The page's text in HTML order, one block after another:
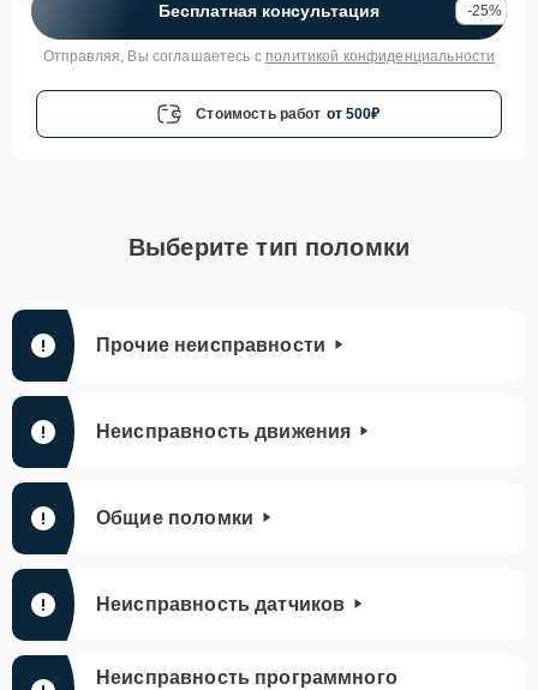
Бесплатная консультация -25%
Отправляя, Вы соглашаетесь с политикой конфиденциальности
Стоимость работ от 500₽
Выберите тип поломки
Прочие неисправности
Неисправность движения
Общие поломки
Неисправность датчиков
Неисправность программного